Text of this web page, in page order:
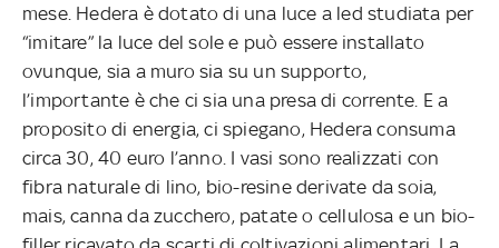
mese. Hedera è dotato di una luce a led studiata per
“imitare” la luce del sole e può essere installato
ovunque, sia a muro sia su un supporto,
l’importante è che ci sia una presa di corrente. E a
proposito di energia, ci spiegano, Hedera consuma
circa 30, 40 euro l’anno. I vasi sono realizzati con
fibra naturale di lino, bio-resine derivate da soia,
mais, canna da zucchero, patate o cellulosa e un bio-